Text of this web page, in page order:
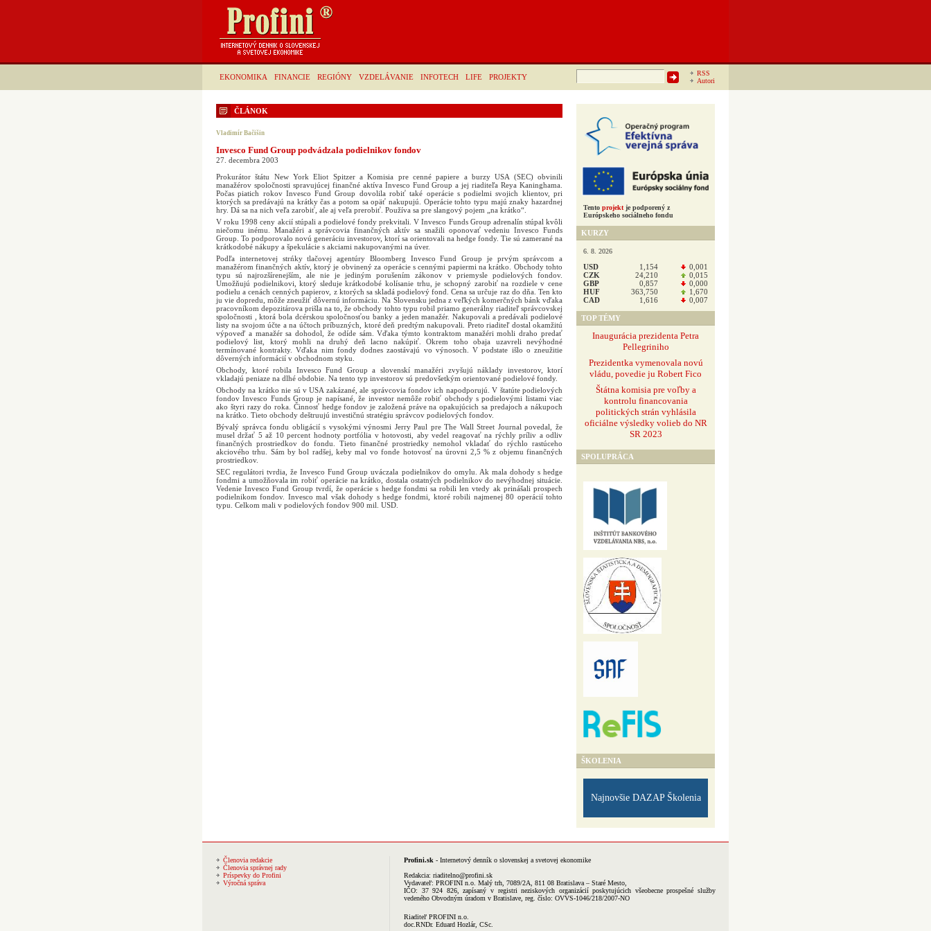
EKONOMIKA FINANCIE REGIÓNY VZDELÁVANIE INFOTECH LIFE PROJEKTY
RSS
Autori
Hľadať:
ČLÁNOK
Vladimír Bačišin
Invesco Fund Group podvádzala podielnikov fondov
27. decembra 2003
Prokurátor štátu New York Eliot Spitzer a Komisia pre cenné papiere a burzy USA (SEC) obvinili
manažérov spoločnosti spravujúcej finančné aktíva Invesco Fund Group a jej riaditeľa Reya Kaninghama.
Počas piatich rokov Invesco Fund Group dovolila robiť také operácie s podielmi svojich klientov, pri
ktorých sa predávajú na krátky čas a potom sa opäť nakupujú. Operácie tohto typu majú znaky hazardnej
hry. Dá sa na nich veľa zarobiť, ale aj veľa prerobiť. Používa sa pre slangový pojem „na krátko“.
V roku 1998 ceny akcií stúpali a podielové fondy prekvitali. V Invesco Funds Group adrenalín stúpal kvôli
niečomu inému. Manažéri a správcovia finančných aktív sa snažili oponovať vedeniu Invesco Funds
Group. To podporovalo novú generáciu investorov, ktorí sa orientovali na hedge fondy. Tie sú zamerané na
krátkodobé nákupy a špekulácie s akciami nakupovanými na úver.
Podľa internetovej strńky tlačovej agentúry Bloomberg Invesco Fund Group je prvým správcom a
manažérom finančných aktív, ktorý je obvinený za operácie s cennými papiermi na krátko. Obchody tohto
typu sú najrozšírenejším, ale nie je jediným porušením zákonov v priemysle podielových fondov.
Umožňujú podielnikovi, ktorý sleduje krátkodobé kolísanie trhu, je schopný zarobiť na rozdiele v cene
podielu a cenách cenných papierov, z ktorých sa skladá podielový fond. Cena sa určuje raz do dňa. Ten kto
ju vie dopredu, môže zneužiť dôvernú informáciu. Na Slovensku jedna z veľkých komerčných bánk vďaka
pracovníkom depozitárova prišla na to, že obchody tohto typu robil priamo generálny riaditeľ správcovskej
spoločnosti , ktorá bola dcérskou spoločnosťou banky a jeden manažér. Nakupovali a predávali podielové
listy na svojom účte a na účtoch príbuzných, ktoré deň predtým nakupovali. Preto riaditeľ dostal okamžitú
výpoveď a manažér sa dohodol, že odíde sám. Vďaka týmto kontraktom manažéri mohli draho predať
podielový list, ktorý mohli na druhý deň lacno nakúpiť. Okrem toho obaja uzavreli nevýhodné
termínované kontrakty. Vďaka nim fondy dodnes zaostávajú vo výnosoch. V podstate išlo o zneužitie
dôverných informácií v obchodnom styku.
Obchody, ktoré robila Invesco Fund Group a slovenskí manažéri zvyšujú náklady investorov, ktorí
vkladajú peniaze na dlhé obdobie. Na tento typ investorov sú predovšetkým orientované podielové fondy.
Obchody na krátko nie sú v USA zakázané, ale správcovia fondov ich napodporujú. V štatúte podielových
fondov Invesco Funds Group je napísané, že investor nemôže robiť obchody s podielovými listami viac
ako štyri razy do roka. Činnosť hedge fondov je založená práve na opakujúcich sa predajoch a nákupoch
na krátko. Tieto obchody deštruujú investičnú stratégiu správcov podielových fondov.
Bývalý správca fondu obligácií s vysokými výnosmi Jerry Paul pre The Wall Street Journal povedal, že
musel držať 5 až 10 percent hodnoty portfólia v hotovosti, aby vedel reagovať na rýchly príliv a odliv
finančných prostriedkov do fondu. Tieto finančné prostriedky nemohol vkladať do rýchlo rastúceho
akciového trhu. Sám by bol radšej, keby mal vo fonde hotovosť na úrovni 2,5 % z objemu finančných
prostriedkov.
SEC regulátori tvrdia, že Invesco Fund Group uváczala podielnikov do omylu. Ak mala dohody s hedge
fondmi a umožňovala im robiť operácie na krátko, dostala ostatných podielnikov do nevýhodnej situácie.
Vedenie Invesco Fund Group tvrdí, že operácie s hedge fondmi sa robili len vtedy ak prinášali prospech
podielnikom fondov. Invesco mal však dohody s hedge fondmi, ktoré robili najmenej 80 operácií tohto
typu. Celkom mali v podielových fondov 900 mil. USD.
Tento projekt je podporený z
Európskeho sociálneho fondu
KURZY
6. 8. 2026
USD 1,154
0,001
CZK
24,210
0,015
GBP
0,857
0,000
HUF
363,750
1,670
CAD
1,616 0,007
TOP TÉMY
Inaugurácia prezidenta Petra
Pellegriniho
Prezidentka vymenovala novú
vládu, povedie ju Robert Fico
Štátna komisia pre voľby a
kontrolu financovania
politických strán vyhlásila
oficiálne výsledky volieb do NR
SR 2023
SPOLUPRÁCA
ŠKOLENIA
Najnovšie DAZAP Školenia
Členovia redakcie
Členovia správnej rady
Príspevky do Profini
Výročná správa
Profini.sk - Internetový denník o slovenskej a svetovej ekonomike
Redakcia: riaditelno@profini.sk
Vydavateľ: PROFINI n.o. Malý trh, 7089/2A, 811 08 Bratislava – Staré Mesto,
IČO: 37 924 826, zapísaný v registri neziskových organizácií poskytujúcich všeobecne prospešné služby
vedeného Obvodným úradom v Bratislave, reg. číslo: OVVS-1046/218/2007-NO
Riaditeľ PROFINI n.o.
doc.RNDr. Eduard Hozlár, CSc.